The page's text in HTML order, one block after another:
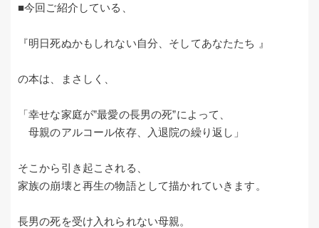
■今回ご紹介している、
『明日死ぬかもしれない自分、そしてあなたたち 』
の本は、まさしく、
「幸せな家庭が”最愛の長男の死”によって、
母親のアルコール依存、入退院の繰り返し」
そこから引き起こされる、
家族の崩壊と再生の物語として描かれていきます。
長男の死を受け入れられない母親。